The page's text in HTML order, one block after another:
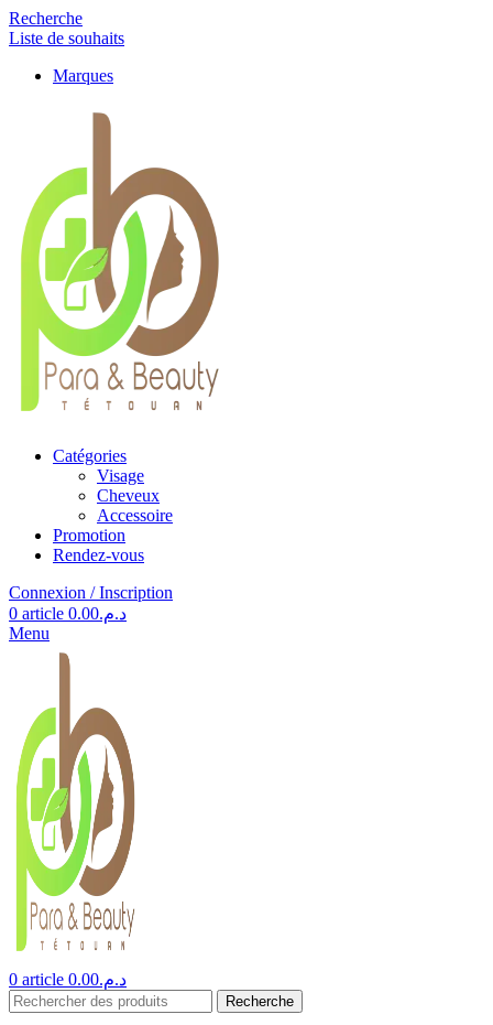
Recherche
Liste de souhaits
Marques
Catégories
Visage
Cheveux
Accessoire
Promotion
Rendez-vous
Connexion / Inscription
0 article د.م.0.00
Menu
0 article د.م.0.00
Recherche